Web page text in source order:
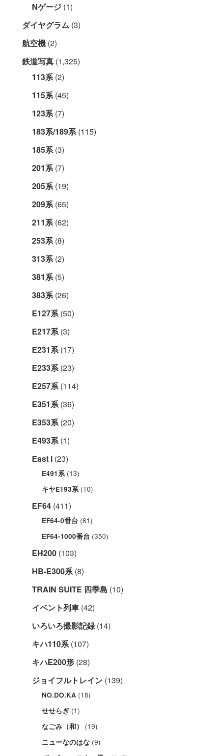
Nゲージ (1)
ダイヤグラム (3)
航空機 (2)
鉄道写真 (1,325)
113系(2)
115系(45)
123系(7)
183系/189系(115)
185系(3)
201系(7)
205系(19)
209系(65)
211系(62)
253系(8)
313系(2)
381系(5)
383系(26)
E127系(50)
E217系(3)
E231系(17)
E233系(23)
E257系(114)
E351系(36)
E353系(20)
E493系(1)
East i (23)
E491系 (13)
キヤE193系 (10)
EF64 (411)
EF64-0番台 (61)
EF64-1000番台 (350)
EH200 (103)
HB-E300系(8)
TRAIN SUITE 四季島 (10)
イベント列車 (42)
いろいろ撮影記録(14)
キハ110系(107)
キハE200形 (28)
ジョイフルトレイン (139)
NO.DO.KA (18)
せせらぎ (1)
なごみ（和） (19)
ニューなのはな (9)